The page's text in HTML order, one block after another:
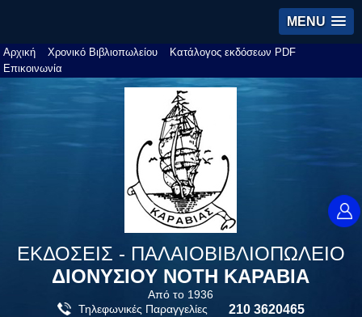
MENU
Αρχική Χρονικό Βιβλιοπωλείου
Κατάλογος εκδόσεων PDF
Επικοινωνία
ΕΚΔΟΣΕΙΣ - ΠΑΛΑΙΟΒΙΒΛΙΟΠΩΛΕΙΟ
ΔΙΟΝΥΣΙΟΥ ΝΟΤΗ ΚΑΡΑΒΙΑ
Από το 1936
Τηλεφωνικές Παραγγελίες
210 3620465